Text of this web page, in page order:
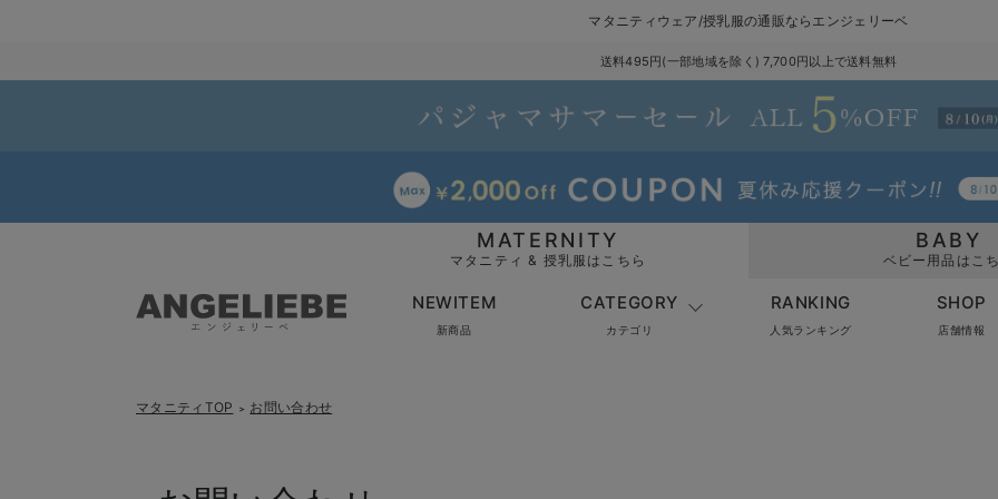
マタニティウェア/授乳服の通販ならエンジェリーベ
送料495円(一部地域を除く) 7,700円以上で送料無料
MATERNITY
マタニティ & 授乳服はこちら
BABY
ベビー用品はこ
NEWITEM
新商品
CATEGORY
カテゴリ
RANKING
人気ランキング
SHOP
店舗情報
マタニティTOP ＞ お問い合わせ